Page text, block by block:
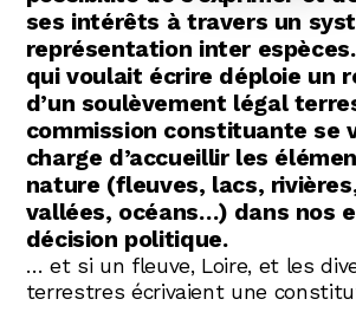
ses intérêts à travers un
représentation inter
qui voulait écrire déploie un
d’un soulèvement légal
commission constituante se
charge d’accueillir les
nature (fleuves, lacs,
vallées, océans…) dans nos
décision politique.
… et si un fleuve, Loire, et les
terrestres écrivaient une